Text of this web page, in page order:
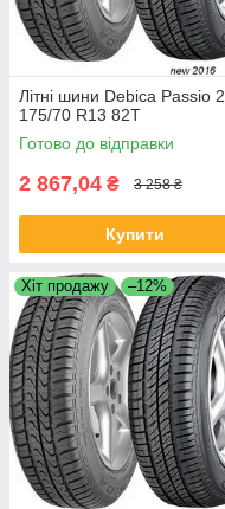
Літні шини Debica Passio 2
175/70 R13 82T
Готово до відправки
2 867,04 ₴ 3 258 ₴
Купити
Хіт продажу –12%